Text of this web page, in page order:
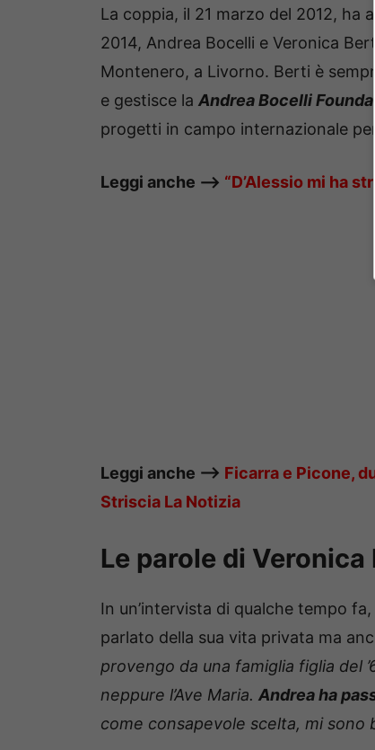
La coppia, il 21 marzo del 2012, ha
2014, Andrea Bocelli e Veronica
Montenero, a Livorno. Berti è
e gestisce la Andrea Bocelli
progetti in campo internazionale
Leggi anche —–> “D’Alessio mi ha
Leggi anche —–> Ficarra e Picone,
Striscia La Notizia
Le parole di Veronica
In un’intervista di qualche tempo
parlato della sua vita privata ma
provengo da una famiglia figlia del
neppure l’Ave Maria. Andrea ha
come consapevole scelta, mi sono